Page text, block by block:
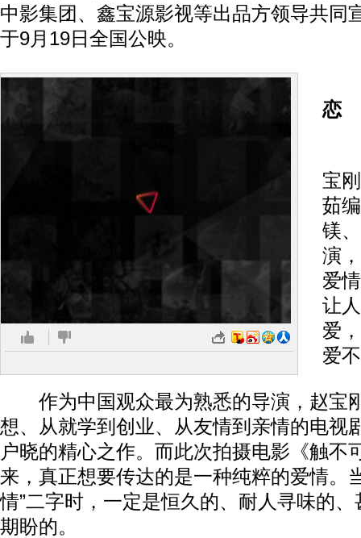
中影集团、鑫宝源影视等出品方领导共同
于9月19日全国公映。
恋
宝
茹
镁
演
爱
让
爱
爱
作为中国观众最为熟悉的导演，赵宝
想、从就学到创业、从友情到亲情的电视
户晓的精心之作。而此次拍摄电影《触不
来，真正想要传达的是一种纯粹的爱情。
情”二字时，一定是恒久的、耐人寻味的
期盼的。